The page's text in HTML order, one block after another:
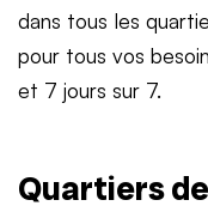
dans tous les
pour tous vos
et 7 jours sur 7.
Quartiers